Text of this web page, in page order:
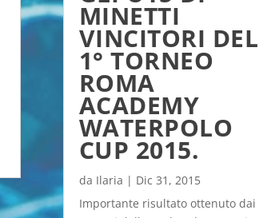
MINETTI
VINCITORI DEL
1° TORNEO
ROMA
ACADEMY
WATERPOLO
CUP 2015.
da Ilaria | Dic 31, 2015
Importante risultato ottenuto dai